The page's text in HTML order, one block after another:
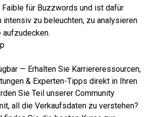
für Buzzwords und ist dafür
intensiv zu beleuchten, zu analysieren
aufzudecken.
— Erhalten Sie Karriereressourcen,
& Experten-Tipps direkt in Ihren
Sie Teil unserer Community
all die Verkaufsdaten zu verstehen?